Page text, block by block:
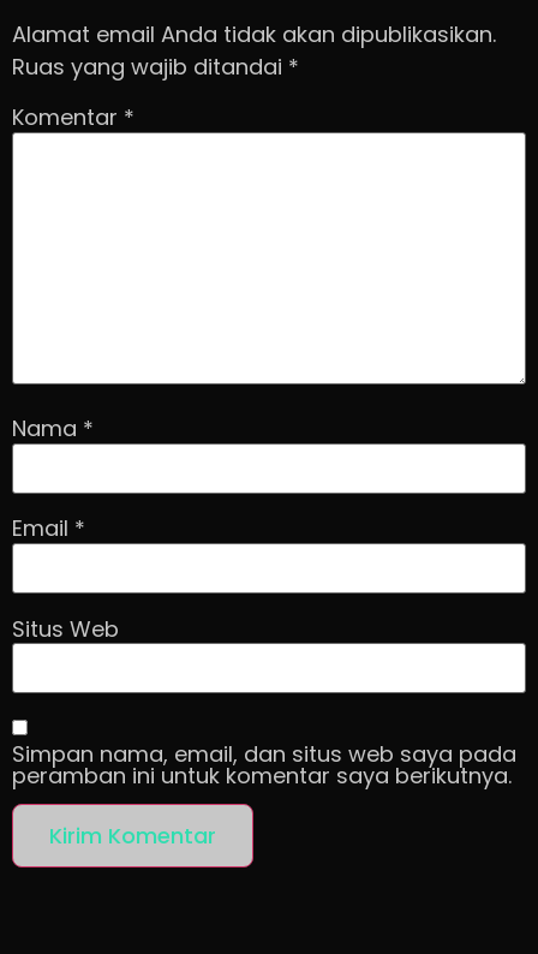
Alamat email Anda tidak akan dipublikasikan.
Ruas yang wajib ditandai *
Komentar *
Nama *
Email *
Situs Web
Simpan nama, email, dan situs web saya pada
peramban ini untuk komentar saya berikutnya.